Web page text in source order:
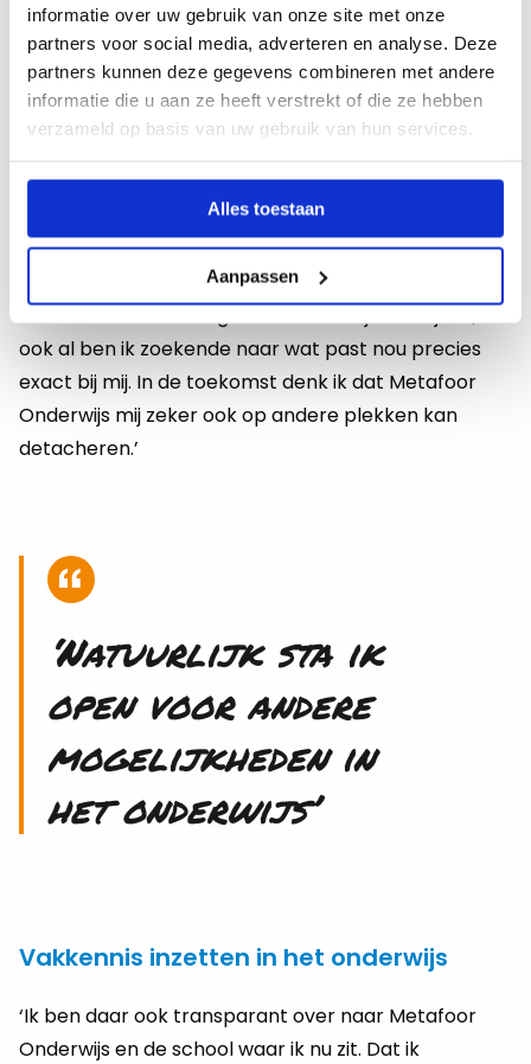
informatie over uw gebruik van onze site met onze
partners voor social media, adverteren en analyse. Deze
partners kunnen deze gegevens combineren met andere
informatie die u aan ze heeft verstrekt of die ze hebben
verzameld op basis van uw gebruik van hun services.
Alles toestaan
Aanpassen
Mijn toekomst in het onderwijs
‘Ik werk nu nog niet zo lang in het onderwijs. Ik heb
meer dan tien jaar in het bedrijfsleven gewerkt, dus
het is aan mij om nu eigenlijk te ontdekken wat, en in
hoeverre het goed bij me past. Maar op dit moment
ook al ben ik zoekende naar wat past nou precies
exact bij mij. In de toekomst denk ik dat Metafoor
Onderwijs mij zeker ook op andere plekken kan
detacheren.’
‘Natuurlijk sta ik
open voor andere
mogelijkheden in
het onderwijs’
Vakkennis inzetten in het onderwijs
‘Ik ben daar ook transparant over naar Metafoor
Onderwijs en de school waar ik nu zit. Dat ik